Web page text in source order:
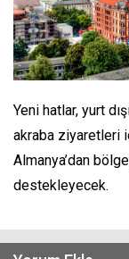
Yeni hatlar, yurt
akraba ziyaretleri
Almanya’dan
destekleyecek.